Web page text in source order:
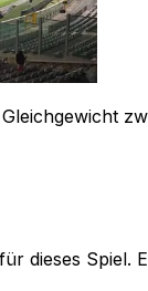
dieses Spiel.